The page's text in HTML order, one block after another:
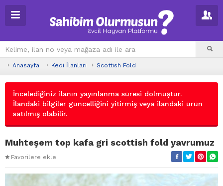
Anasayfa Kedi İlanları Scottish Fold
İncelediğiniz ilanın yayınlanma süresi dolmuştur.
İlandaki bilgiler güncelliğini yitirmiş veya ilandaki ürün
satılmış olabilir.
Muhteşem top kafa gri scottish fold yavrumuz
Favorilere ekle